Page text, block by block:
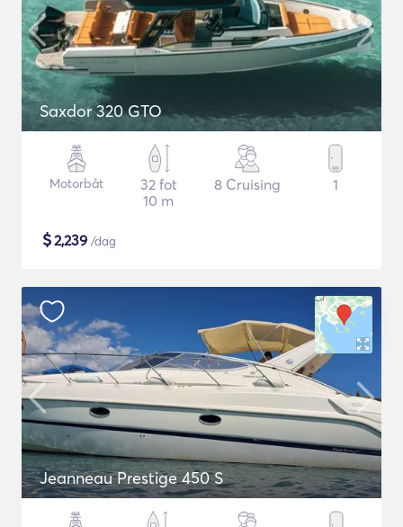
Saxdor 320 GTO
Motorbåt
32 fot
10 m
8 Cruising 1
$2,239 /dag
Jeanneau Prestige 450 S